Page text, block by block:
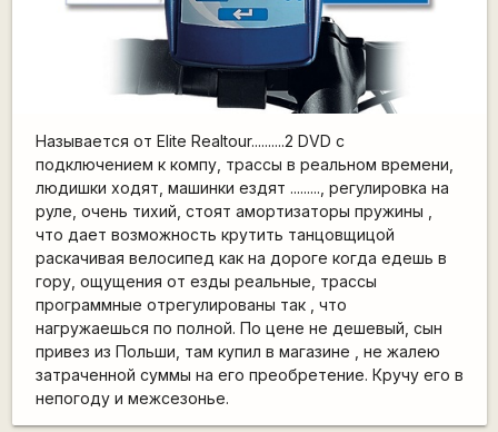
Называется от Elite Realtour..........2 DVD с
подключением к компу, трассы в реальном времени,
людишки ходят, машинки ездят ........., регулировка на
руле, очень тихий, стоят амортизаторы пружины ,
что дает возможность крутить танцовщицой
раскачивая велосипед как на дороге когда едешь в
гору, ощущения от езды реальные, трассы
программные отрегулированы так , что
нагружаешься по полной. По цене не дешевый, сын
привез из Польши, там купил в магазине , не жалею
затраченной суммы на его преобретение. Кручу его в
непогоду и межсезонье.